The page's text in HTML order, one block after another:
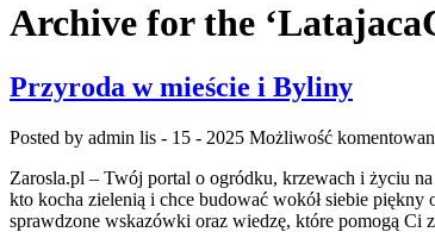
Archive for the
Przyroda w mieście i Byliny
Posted by admin lis - 15 - 2025 Możliwość
Zarosla.pl – Twój portal o ogródku, krzewach i życiu
kto kocha zielenią i chce budować wokół siebie
sprawdzone wskazówki oraz wiedzę, które pomogą